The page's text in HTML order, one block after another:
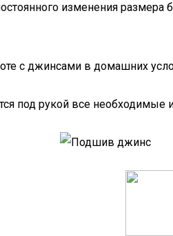
изменения
с джинсами в домашних
под рукой все необходимые